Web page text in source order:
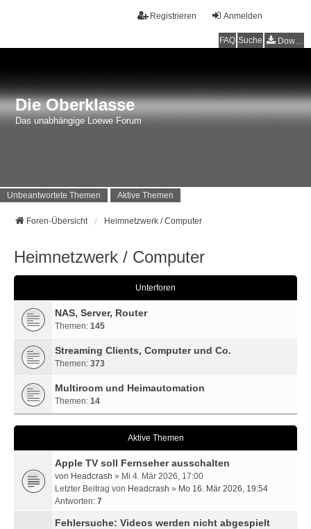
Anmelden
Registrieren
FAQ Suche Downloads
Die Oberklasse
Das unabhängige Loewe Forum
Unbeantwortete Themen Aktive Themen
Foren-Übersicht Heimnetzwerk / Computer
Heimnetzwerk / Computer
Unterforen
NAS, Server, Router
Themen: 145
Streaming Clients, Computer und Co.
Themen: 373
Multiroom und Heimautomation
Themen: 14
Aktive Themen
Apple TV soll Fernseher ausschalten
von Headcrash » Mi 4. Mär 2026, 17:00
Letzter Beitrag von Headcrash » Mo 16. Mär 2026, 19:54
Antworten: 7
Fehlersuche: Videos werden nicht abgespielt